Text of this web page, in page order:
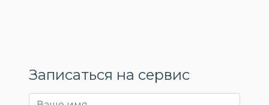
Записаться на сервис